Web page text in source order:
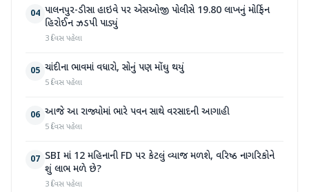
04 પાલનપુર-ડીસા હાઇવે પર એસઓજી પોલીસે 19.80 લાખનું મોર્ફિન
હિરોઈન ઝડપી પાડ્યું
3 દિવસ પહેલા
05 ચાંદીના ભાવમાં વધારો, સોનું પણ મોંઘુ થયું
5 દિવસ પહેલા
06 આજે આ રાજ્યોમાં ભારે પવન સાથે વરસાદની આગાહી
5 દિવસ પહેલા
07 SBI માં 12 મહિનાની FD પર કેટલું વ્યાજ મળશે, વરિષ્ઠ નાગરિકોને
શું લાભ મળે છે?
3 દિવસ પહેલા